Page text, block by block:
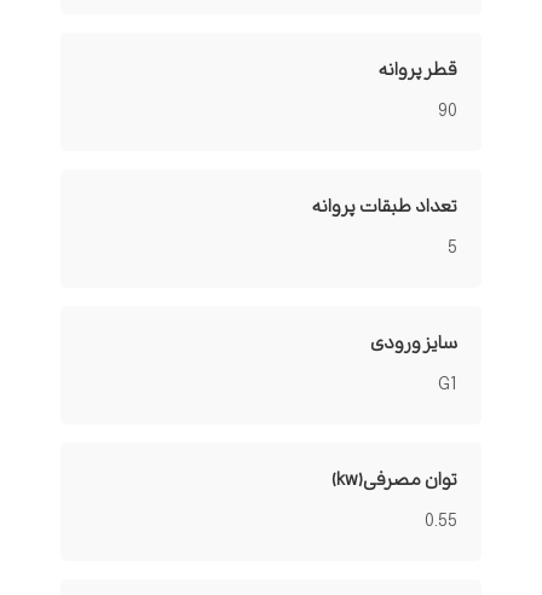
قطر پروانه
90
تعداد طبقات پروانه
5
سایز ورودی
G1
توان مصرفی(kw)
0.55